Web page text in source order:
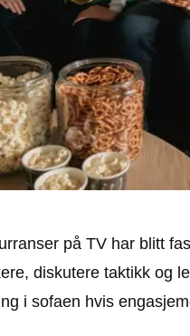
på TV har blitt
diskutere taktikk og
i sofaen hvis